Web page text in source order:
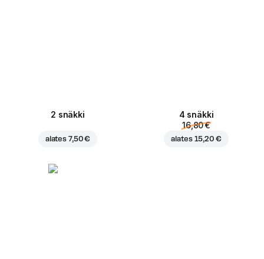
2 snäkki
alates 7,50 €
4 snäkki
16,80 €
alates 15,20 €